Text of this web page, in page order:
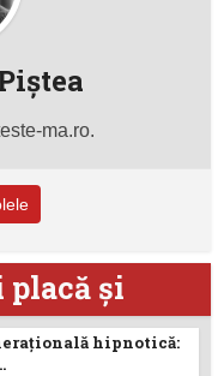
ma.ro.
placă şi
hipnotică: